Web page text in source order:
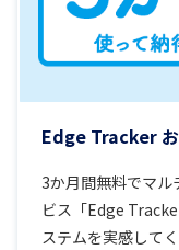
Edge Tracker
3か月間無料でマ
ビス「Edge
ステムを実感して